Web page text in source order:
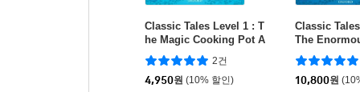
Classic Tales Level 1 : T
he Magic Cooking Pot A
ctivity Book & Play
2건
4,950원 (10% 할인)
Classic
The
P3 pack)
10,800원